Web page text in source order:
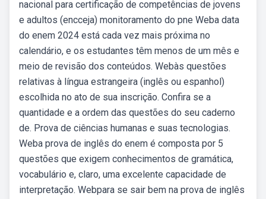
nacional para certificação de competências de jovens
e adultos (encceja) monitoramento do pne Weba data
do enem 2024 está cada vez mais próxima no
calendário, e os estudantes têm menos de um mês e
meio de revisão dos conteúdos. Webàs questões
relativas à língua estrangeira (inglês ou espanhol)
escolhida no ato de sua inscrição. Confira se a
quantidade e a ordem das questões do seu caderno
de. Prova de ciências humanas e suas tecnologias.
Weba prova de inglês do enem é composta por 5
questões que exigem conhecimentos de gramática,
vocabulário e, claro, uma excelente capacidade de
interpretação. Webpara se sair bem na prova de inglês